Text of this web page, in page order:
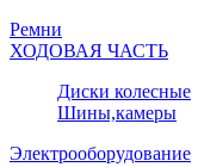
Ремни
ХОДОВАЯ ЧАСТЬ
Диски колесные
Шины,камеры
Электрооборудование